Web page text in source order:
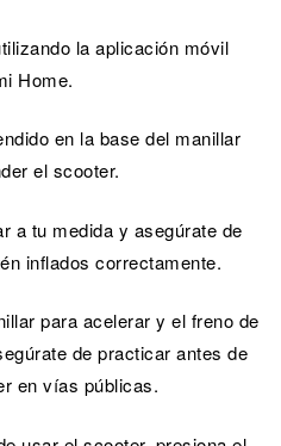
la aplicación móvil
Home.
en la base del manillar
el scooter.
a tu medida y asegúrate de
inflados correctamente.
para acelerar y el freno de
de practicar antes de
en vías públicas.